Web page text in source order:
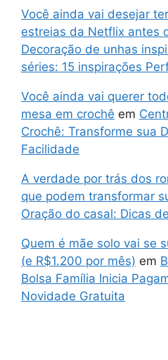
Você ainda vai desejar
estreias da Netflix antes
Decoração de unhas
séries: 15 inspirações
Você ainda vai querer
mesa em crochê em
Crochê: Transforme sua
Facilidade
A verdade por trás dos
que podem transformar
Oração do casal: Dicas
Quem é mãe solo vai se
(e R$1.200 por mês) em
Bolsa Família Inicia
Novidade Gratuita